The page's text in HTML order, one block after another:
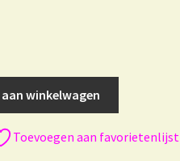
winkelwagen
Toevoegen aan favorietenlijst